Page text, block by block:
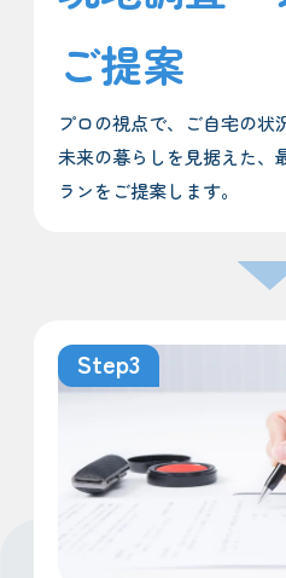
ご提案
プロの視点で、ご自宅の状
未来の暮らしを見据えた、
ランをご提案します。
Step3